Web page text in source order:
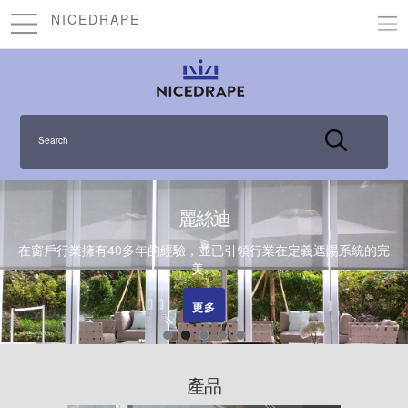
NICEDRAPE
Search
麗絲迪
在窗戶行業擁有40多年的經驗，並已引領行業在定義遮陽系統的完
美。
更多
更多
產品